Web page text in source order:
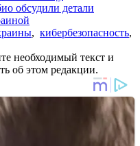
обсудили детали
, кибербезопасность,
необходимый текст и
об этом редакции.